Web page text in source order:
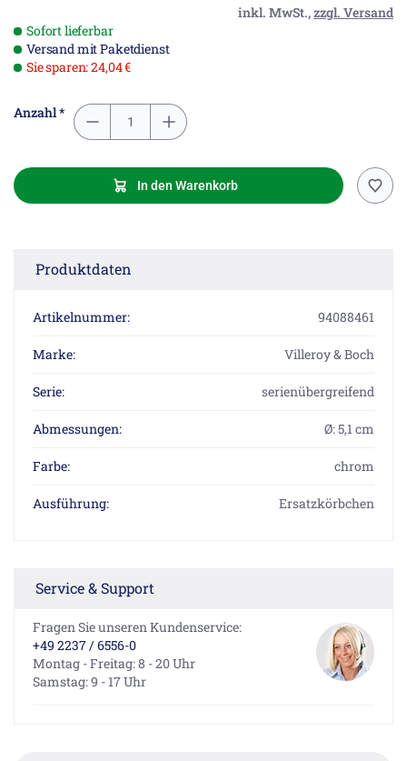
inkl. MwSt.,zzgl. Versand
Sofort lieferbar
Versand mit Paketdienst
Sie sparen: 24,04 €
Anzahl *
In den Warenkorb
Produktdaten
Artikelnummer: 94088461
Marke: Villeroy & Boch
Serie: serienübergreifend
Abmessungen: Ø: 5,1 cm
Farbe: chrom
Ausführung: Ersatzkörbchen
Service & Support
Fragen Sie unseren Kundenservice:
+49 2237 / 6556-0
Montag - Freitag: 8 - 20 Uhr
Samstag: 9 - 17 Uhr